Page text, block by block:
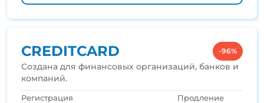
CREDITCARD -96%
Создана для финансовых организаций, банков и
компаний.
Регистрация Продление